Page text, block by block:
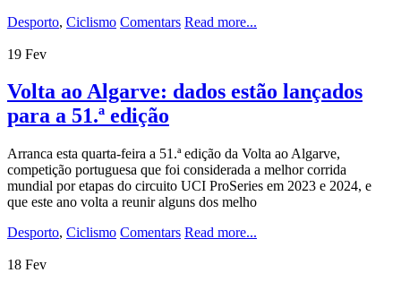
Desporto, Ciclismo Comentars Read more...
19 Fev
Volta ao Algarve: dados estão lançados
para a 51.ª edição
Arranca esta quarta-feira a 51.ª edição da Volta ao Algarve,
competição portuguesa que foi considerada a melhor corrida
mundial por etapas do circuito UCI ProSeries em 2023 e 2024, e
que este ano volta a reunir alguns dos melho
Desporto, Ciclismo Comentars Read more...
18 Fev